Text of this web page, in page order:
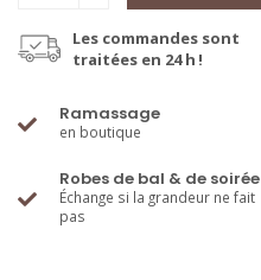
Les commandes sont
traitées en 24 h !
Ramassage
en boutique
Robes de bal & de soirée
Échange si la grandeur ne fait
pas